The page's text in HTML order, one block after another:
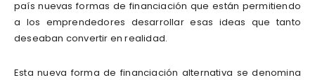
país nuevas formas de financiación que están permitiendo
a los emprendedores desarrollar esas ideas que tanto
deseaban convertir en realidad.
Esta nueva forma de financiación alternativa se denomina